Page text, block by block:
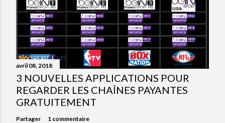
avril 08, 2018
3 NOUVELLES APPLICATIONS POUR
REGARDER LES CHAÎNES PAYANTES
GRATUITEMENT
Partager 1 commentaire